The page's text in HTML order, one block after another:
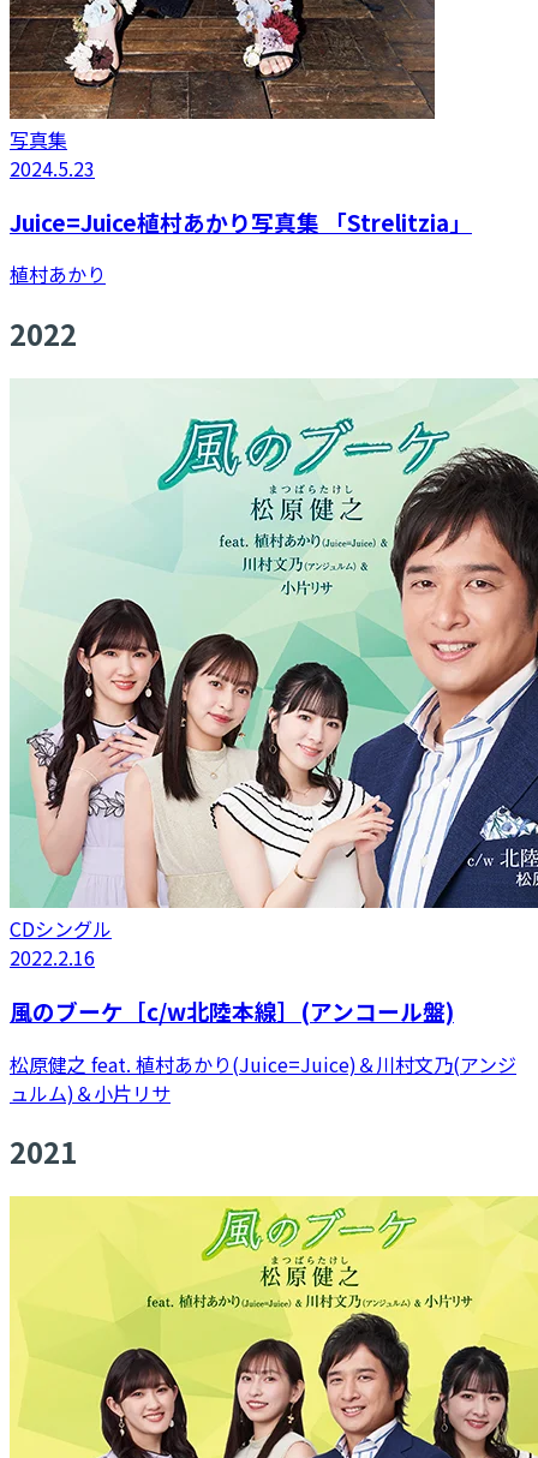
写真集
2024.5.23
Juice=Juice植村あかり写真集 「Strelitzia」
植村あかり
2022
CDシングル
2022.2.16
風のブーケ［c/w北陸本線］(アンコール盤)
松原健之 feat. 植村あかり(Juice=Juice)＆川村文乃(アンジ
ュルム)＆小片リサ
2021